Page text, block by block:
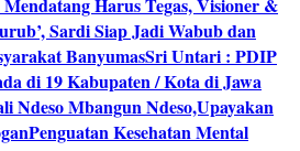
Sardi Siap Jadi Wabub dan
BanyumasSri Untari : PDIP
di 19 Kabupaten / Kota di Jawa
Ndeso Mbangun Ndeso,Upayakan
Penguatan Kesehatan Mental